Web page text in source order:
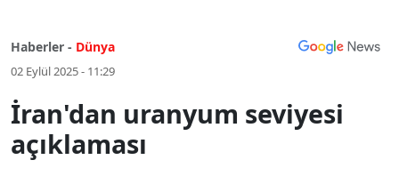
Haberler - Dünya
02 Eylül 2025 - 11:29
İran'dan uranyum seviyesi
açıklaması